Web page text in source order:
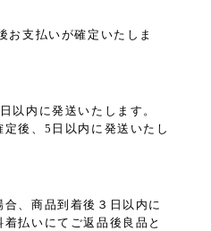
お支払いが確定いたしま
以内に発送いたします。
後、5日以内に発送いたし
、商品到着後３日以内に
払いにてご返品後良品と